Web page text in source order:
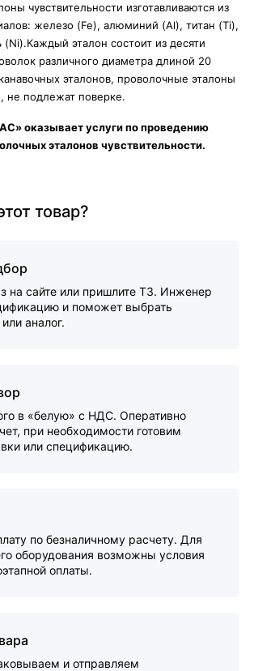
чувствительности изготавливаются из
железо (Fe), алюминий (Al), титан (Ti),
(Ni).Каждый эталон состоит из десяти
различного диаметра длиной 20
эталонов, проволочные эталоны
не подлежат поверке.
оказывает услуги по проведению
эталонов чувствительности.
товар?
на сайте или пришлите ТЗ. Инженер
и поможет выбрать
аналог.
в «белую» с НДС. Оперативно
при необходимости готовим
или спецификацию.
по безналичному расчету. Для
оборудования возможны условия
оплаты.
и отправляем